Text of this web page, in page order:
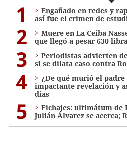
1
Engañado en redes y
así fue el crimen de
2
Muere en La Ceiba
que llegó a pesar 630
3
Periodistas advierten
si se dilata caso contra
4
¿De qué murió el padre
impactante revelación y
días
5
Fichajes: ultimátum de
Julián Álvarez se acerca;